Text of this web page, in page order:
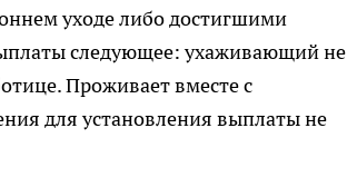
уходе либо достигшими
следующее: ухаживающий не
Проживает вместе с
для установления выплаты не